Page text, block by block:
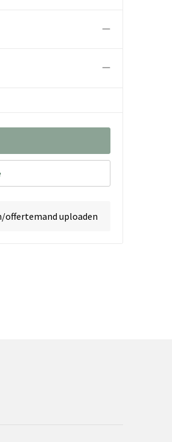
offertemand uploaden